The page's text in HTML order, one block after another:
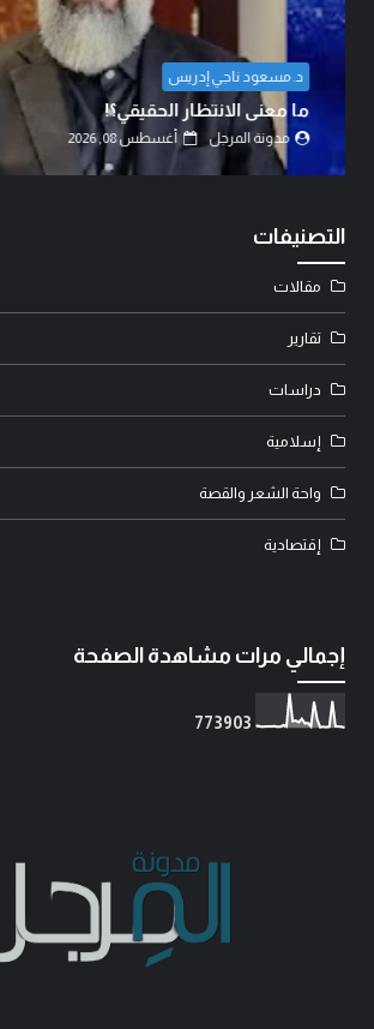
المهندس مهدي حسين الزبيدي
اتفاق الدفاع المشترك… قراءة في
القوى.
مدونة المرجل أغسطس 07, 2026
التصنيفات
مقالات
تقارير
دراسات
إسلامية
واحة الشعر والقصة
إقتصادية
إجمالي مرات مشاهدة الصفحة
773903